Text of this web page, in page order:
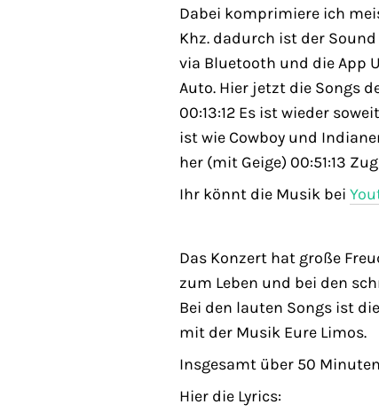
Dabei komprimiere ich
Khz. dadurch ist der
via Bluetooth und die App
Auto. Hier jetzt die Songs
00:13:12 Es ist wieder
ist wie Cowboy und
her (mit Geige) 00:51:13
Ihr könnt die Musik bei
Das Konzert hat große
zum Leben und bei den
Bei den lauten Songs ist
mit der Musik Eure Limos.
Insgesamt über 50
Hier die Lyrics: